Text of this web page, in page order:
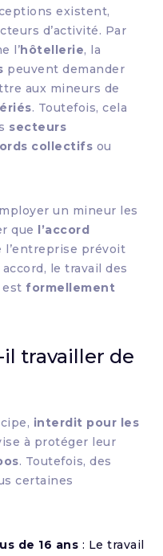
existent,
d’activité. Par
l’hôtellerie, la
peuvent demander
aux mineurs de
. Toutefois, cela
secteurs
collectifs ou
un mineur les
que l’accord
l’entreprise prévoit
le travail des
est formellement
travailler de
interdit pour les
à protéger leur
. Toutefois, des
certaines
de 16 ans : Le travail